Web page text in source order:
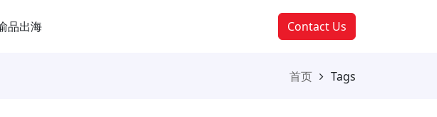
品出海 Contact Us
首页 Tags